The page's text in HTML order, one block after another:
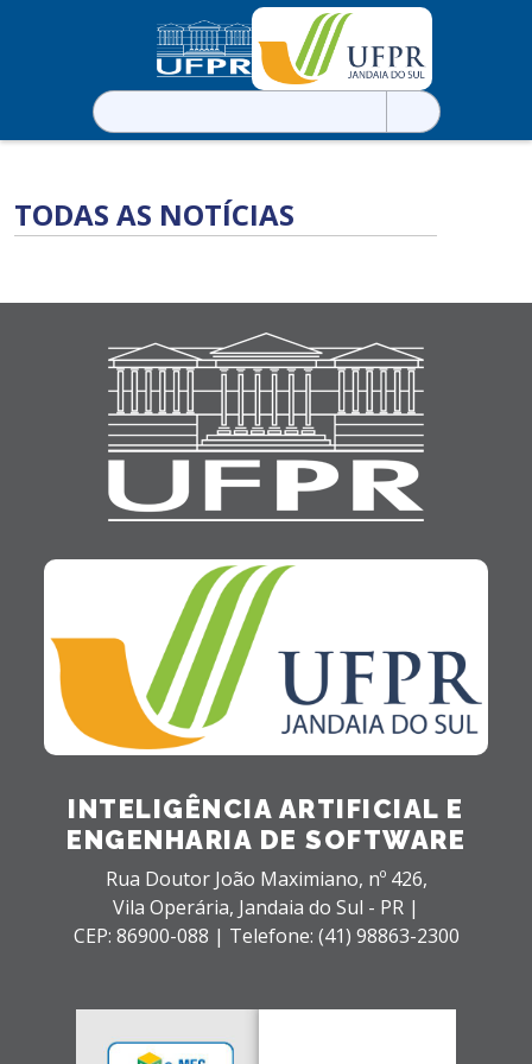
Pesquisar
por:
TODAS AS NOTÍCIAS
INTELIGÊNCIA ARTIFICIAL E
ENGENHARIA DE SOFTWARE
Rua Doutor João Maximiano, nº 426,
Vila Operária, Jandaia do Sul - PR |
CEP: 86900-088 | Telefone: (41) 98863-2300